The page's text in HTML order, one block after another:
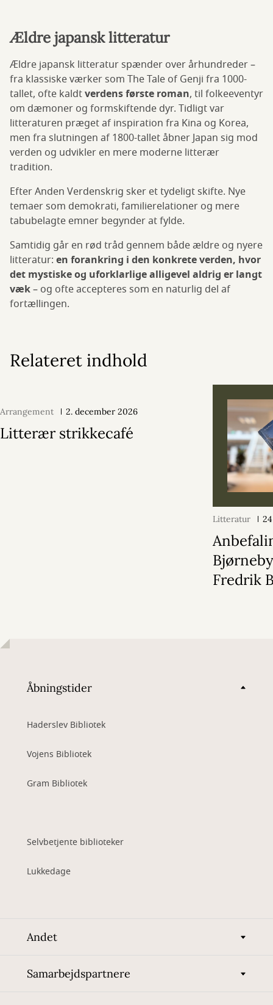
Ældre japansk litteratur
Ældre japansk litteratur spænder over århundreder –
fra klassiske værker som The Tale of Genji fra 1000-
tallet, ofte kaldtverdens første roman, til folkeeventyr
om dæmoner og formskiftende dyr. Tidligt var
litteraturen præget af inspiration fra Kina og Korea,
men fra slutningen af 1800-tallet åbner Japan sig mod
verden og udvikler en mere moderne litterær
tradition.
Efter Anden Verdenskrig sker et tydeligt skifte. Nye
temaer som demokrati, familierelationer og mere
tabubelagte emner begynder at fylde.
Samtidig går en rød tråd gennem både ældre og nyere
litteratur: en forankring i den konkrete verden, hvor
det mystiske og uforklarlige alligevel aldrig er langt
væk– og ofte accepteres som en naturlig del af
fortællingen.
Relateret indhold
Arrangement 2. december 2026
Litterær strikkecafé
Litteratur
Fredrik
Åbningstider
Haderslev Bibliotek
Vojens Bibliotek
Gram Bibliotek
Selvbetjente biblioteker
Lukkedage
Andet
Samarbejdspartnere